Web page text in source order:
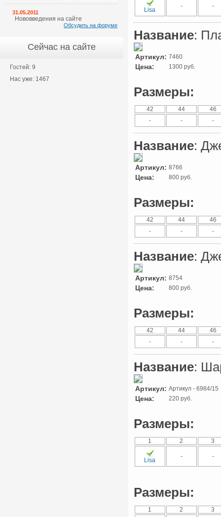
Lisa
- -
Название:
Артикул: 7460
Цена: 1300 руб.
Размеры:
42 44
46
-
- -
Название:
Артикул: 8766
Цена: 800 руб.
Размеры:
42 44
46
-
- -
Название:
Артикул: 8754
Цена: 800 руб.
Размеры:
42 44
46
-
- -
Название:
Артикул: Артикул - 6984/15
Цена: 220 руб.
Размеры:
1 2 3
Lisa
- -
Размеры:
1 2 3
31.05.2011
Нововведения на сайте
Обсудить на форуме
Сейчас на сайте
Гостей: 9
Нас уже: 1467